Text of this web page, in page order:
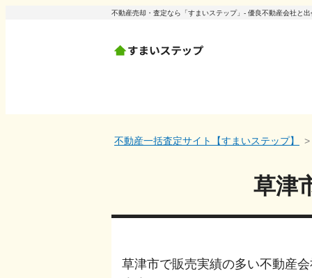
不動産売却・査定なら「すまいステップ」- 優良不動産会社と
不動産一括査定サイト【すまいステップ】
草津
草津市で販売実績の多い不動産